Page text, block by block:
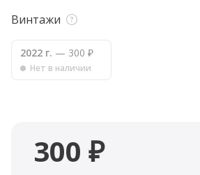
Винтажи
2022 г. — 300 ₽
Нет в наличии
300 ₽